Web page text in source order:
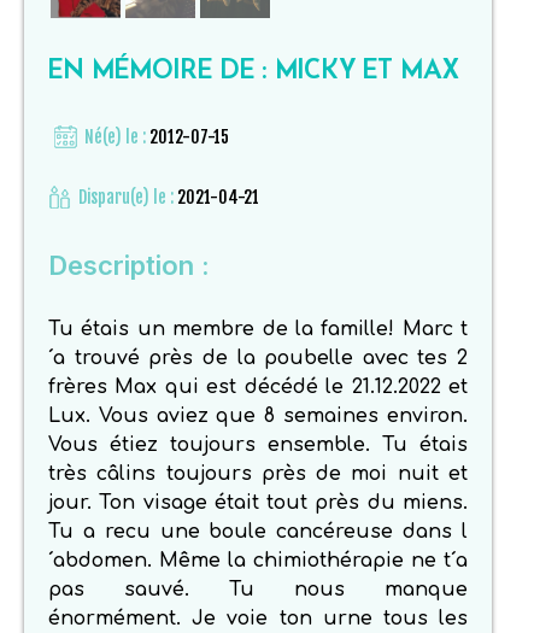
EN MÉMOIRE DE : MICKY ET MAX
Né(e) le : 2012-07-15
Disparu(e) le : 2021-04-21
Description :
Tu étais un membre de la famille! Marc t
´a trouvé près de la poubelle avec tes 2
frères Max qui est décédé le 21.12.2022 et
Lux. Vous aviez que 8 semaines environ.
Vous étiez toujours ensemble. Tu étais
très câlins toujours près de moi nuit et
jour. Ton visage était tout près du miens.
Tu a recu une boule cancéreuse dans l
´abdomen. Même la chimiothérapie ne t´a
pas sauvé. Tu nous manque
énormément. Je voie ton urne tous les